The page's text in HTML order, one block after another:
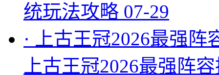
统玩法攻略 07-29
·
上古王冠2026最强
上古王冠2026最强阵